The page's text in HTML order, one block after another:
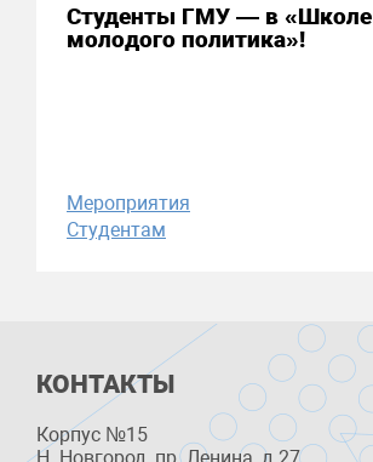
Студенты ГМУ — в «Школе
молодого политика»!
Мероприятия
Студентам
КОНТАКТЫ
Корпус №15